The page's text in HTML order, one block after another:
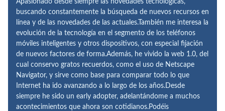
Apasionado desde siempre las novedades tecnológicas,
buscando constantemente la búsqueda de nuevos recursos en
línea y de las novedades de las actuales.También me interesa la
evolución de la tecnología en el segmento de los teléfonos
móviles inteligentes y otros dispositivos, con especial fijación
de nuevos factores de forma.Además, he vivido la web 1.0, del
cual conservo gratos recuerdos, como el uso de Netscape
Navigator, y sirve como base para comparar todo lo que
Internet ha ido avanzando a lo largo de los años.Desde
siempre he sido un early adopter, adelantándome a muchos
acontecimientos que ahora son cotidianos.Podéis